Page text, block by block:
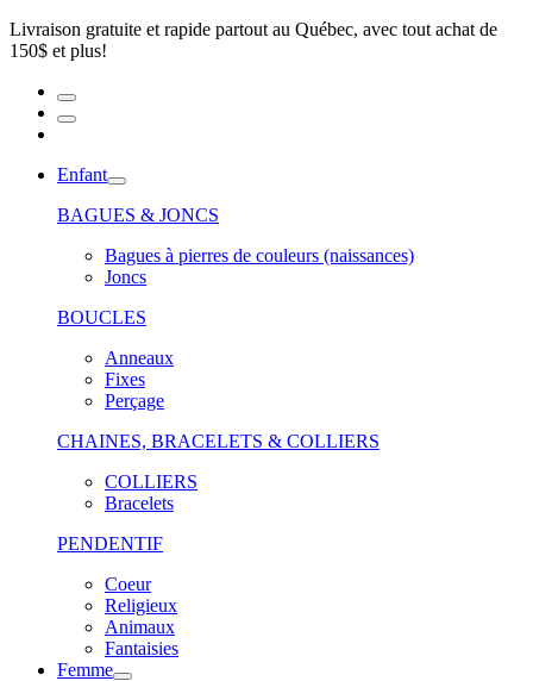
Livraison gratuite et rapide partout au Québec, avec tout achat de
150$ et plus!
Enfant
BAGUES & JONCS
Bagues à pierres de couleurs (naissances)
Joncs
BOUCLES
Anneaux
Fixes
Perçage
CHAINES, BRACELETS & COLLIERS
COLLIERS
Bracelets
PENDENTIF
Coeur
Religieux
Animaux
Fantaisies
Femme